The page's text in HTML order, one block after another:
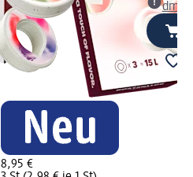
8,95 €
dm